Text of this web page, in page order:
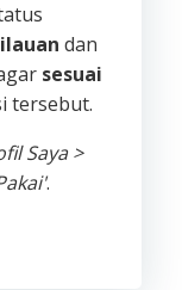
dan
sesuai
tersebut.
Saya >
.